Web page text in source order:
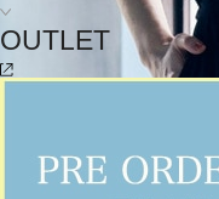
OUTLET